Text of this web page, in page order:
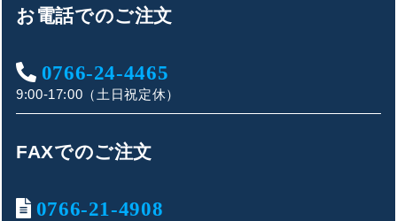
お電話でのご注文
0766-24-4465
9:00-17:00（土日祝定休）
FAXでのご注文
0766-21-4908